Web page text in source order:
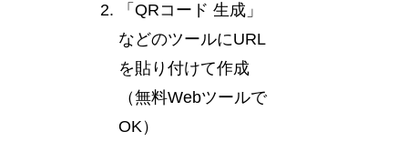
「QRコード 生成」
などのツールにURL
を貼り付けて作成
（無料Webツールで
OK）